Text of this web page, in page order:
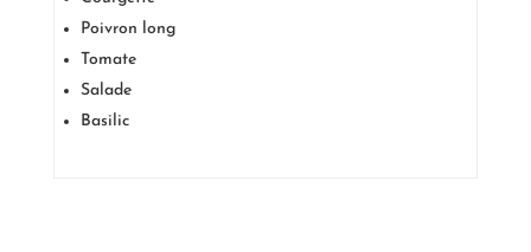
Poivron long
Tomate
Salade
Basilic